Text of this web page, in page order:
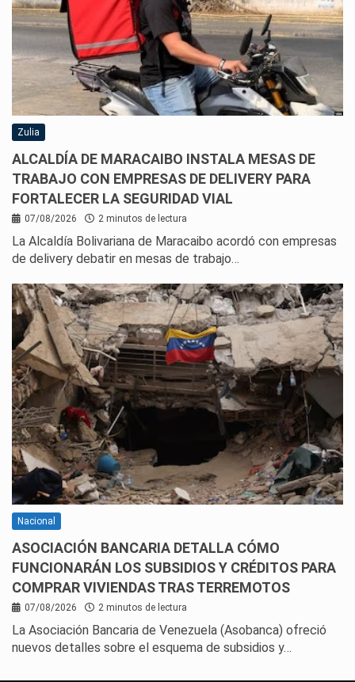
Zulia
ALCALDÍA DE MARACAIBO INSTALA MESAS DE
TRABAJO CON EMPRESAS DE DELIVERY PARA
FORTALECER LA SEGURIDAD VIAL
07/08/2026 2 minutos de lectura
La Alcaldía Bolivariana de Maracaibo acordó con empresas
de delivery debatir en mesas de trabajo…
Nacional
ASOCIACIÓN BANCARIA DETALLA CÓMO
FUNCIONARÁN LOS SUBSIDIOS Y CRÉDITOS PARA
COMPRAR VIVIENDAS TRAS TERREMOTOS
07/08/2026 2 minutos de lectura
La Asociación Bancaria de Venezuela (Asobanca) ofreció
nuevos detalles sobre el esquema de subsidios y…